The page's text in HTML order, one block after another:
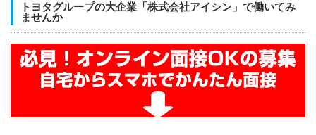
トヨタグループの大企業「株式会社アイシン」で働いてみ
ませんか